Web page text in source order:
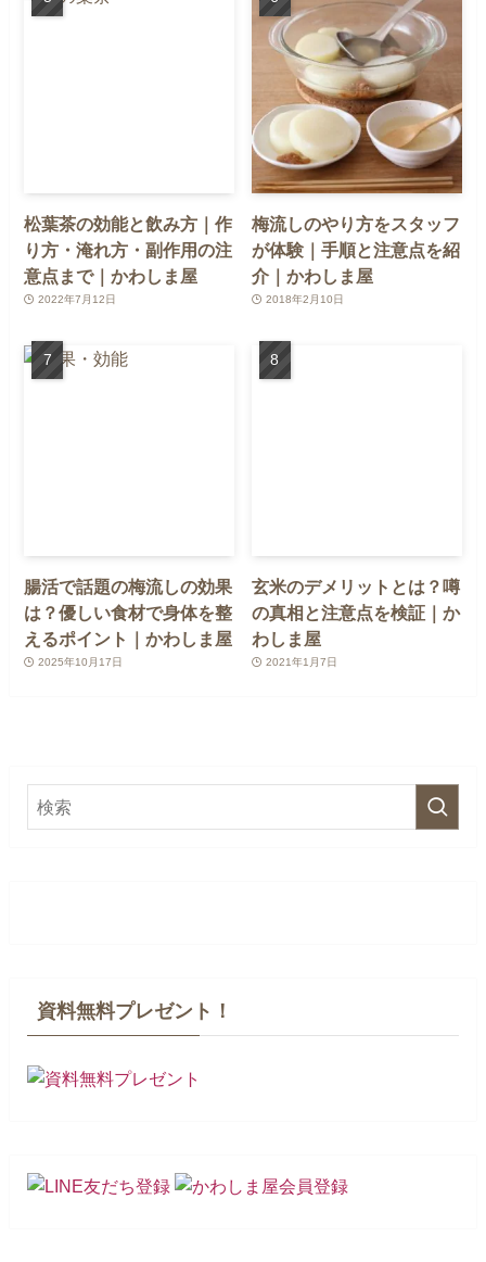
松葉茶の効能と飲み方｜作
り方・淹れ方・副作用の注
意点まで｜かわしま屋
2022年7月12日
梅流しのやり方をスタッフ
が体験｜手順と注意点を紹
介｜かわしま屋
2018年2月10日
腸活で話題の梅流しの効果
は？優しい食材で身体を整
えるポイント｜かわしま屋
2025年10月17日
玄米のデメリットとは？噂
の真相と注意点を検証｜か
わしま屋
2021年1月7日
資料無料プレゼント！